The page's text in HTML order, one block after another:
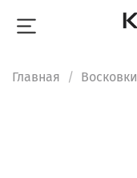
Главная Восковки